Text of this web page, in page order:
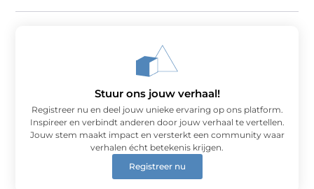
Stuur ons jouw verhaal!
Registreer nu en deel jouw unieke ervaring op ons platform.
Inspireer en verbindt anderen door jouw verhaal te vertellen.
Jouw stem maakt impact en versterkt een community waar
verhalen écht betekenis krijgen.
Registreer nu